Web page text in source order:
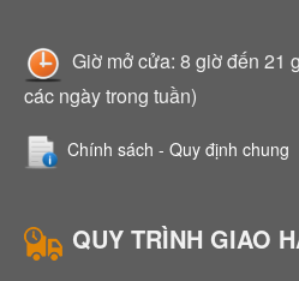
Giờ mở cửa: 8 giờ đến 21
các ngày trong tuần)
Chính sách - Quy định chung
QUY TRÌNH GIAO